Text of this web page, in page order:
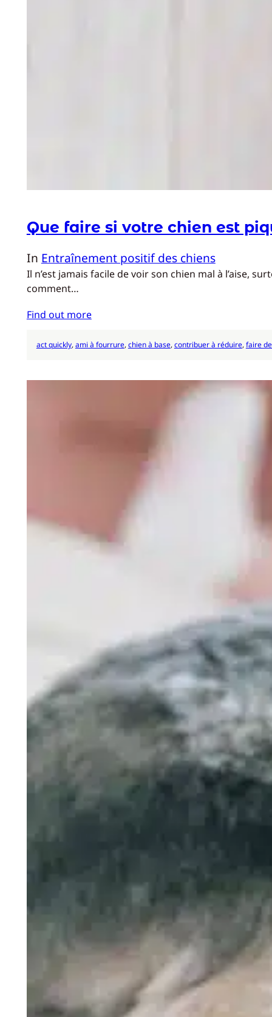
Que faire si votre chien est
In Entraînement positif des chiens
Il n’est jamais facile de voir son chien mal à l’aise,
comment…
Find out more
act quickly, ami à fourrure, chien à base, contribuer à réduire, faire